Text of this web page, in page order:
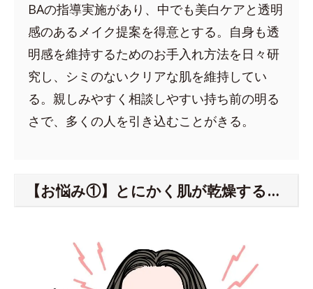
BAの指導実施があり、中でも美白ケアと透明
感のあるメイク提案を得意とする。自身も透
明感を維持するためのお手入れ方法を日々研
究し、シミのないクリアな肌を維持してい
る。親しみやすく相談しやすい持ち前の明る
さで、多くの人を引き込むことがきる。
【お悩み①】とにかく肌が乾燥する…